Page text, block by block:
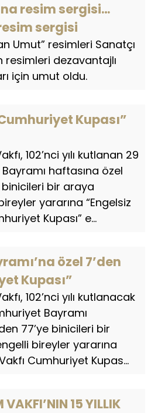
resim sergisi…
sergisi
Umut” resimleri Sanatçı
resimleri dezavantajlı
için umut oldu.
Kupası”
102’nci yılı kutlanan 29
haftasına özel
bir araya
yararına “Engelsiz
Kupası” e...
özel 7’den
Kupası”
102’nci yılı kutlanacak
Bayramı
77’ye binicileri bir
bireyler yararına
Cumhuriyet Kupas...
VAKFI’NIN 15 YILLIK